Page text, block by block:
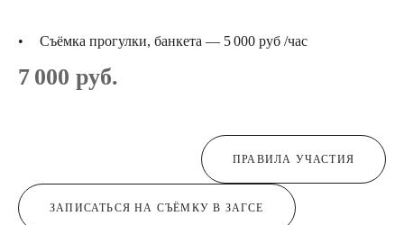
Съёмка прогулки, банкета — 5 000 руб /час
7 000 руб.
ПРАВИЛА УЧАСТИЯ
ЗАПИСАТЬСЯ НА СЪЁМКУ В ЗАГСЕ